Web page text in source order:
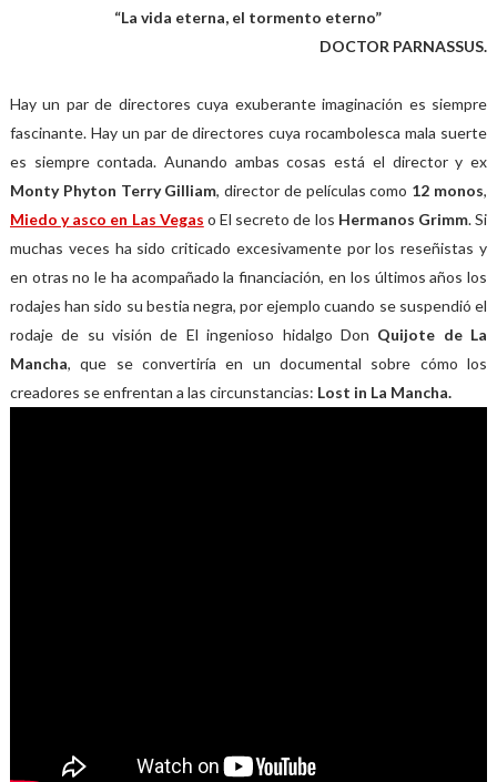
“La vida eterna, el tormento eterno”
DOCTOR PARNASSUS.
Hay un par de directores cuya exuberante imaginación es siempre
fascinante. Hay un par de directores cuya rocambolesca mala suerte
es siempre contada. Aunando ambas cosas está el director y ex
Monty Phyton Terry Gilliam, director de películas como 12 monos,
Miedo y asco en Las Vegas o El secreto de los Hermanos Grimm. Si
muchas veces ha sido criticado excesivamente por los reseñistas y
en otras no le ha acompañado la financiación, en los últimos años los
rodajes han sido su bestia negra, por ejemplo cuando se suspendió el
rodaje de su visión de El ingenioso hidalgo Don Quijote de La
Mancha, que se convertiría en un documental sobre cómo los
creadores se enfrentan a las circunstancias: Lost in La Mancha.